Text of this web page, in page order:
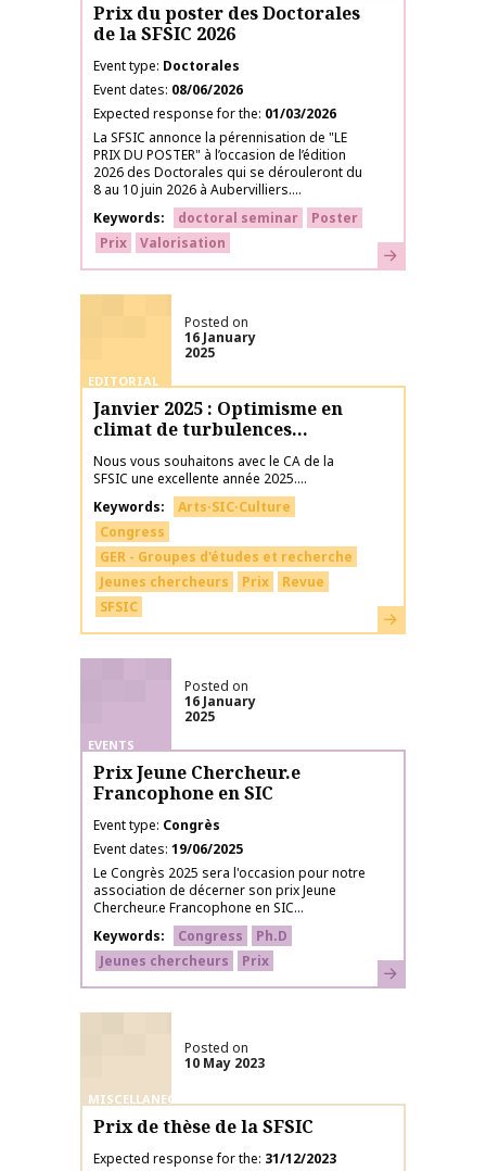
Prix du poster des Doctorales
de la SFSIC 2026
Event type Doctorales
Event dates 08/06/2026
Expected response for the 01/03/2026
La SFSIC annonce la pérennisation de "LE
PRIX DU POSTER" à l’occasion de l’édition
2026 des Doctorales qui se dérouleront du
8 au 10 juin 2026 à Aubervilliers....
Keywords
doctoral seminar
Poster
Prix
Valorisation Learn more
EDITORIAL
Posted on
16 January
2025
Janvier 2025 : Optimisme en
climat de turbulences…
Nous vous souhaitons avec le CA de la
SFSIC une excellente année 2025....
Keywords
Arts·SIC·Culture
Congress
GER - Groupes d'études et recherche
Jeunes chercheurs
Prix
Revue
SFSIC
Learn more
EVENTS
Posted on
16 January
2025
Prix Jeune Chercheur.e
Francophone en SIC
Event type Congrès
Event dates 19/06/2025
Le Congrès 2025 sera l'occasion pour notre
association de décerner son prix Jeune
Chercheur.e Francophone en SIC...
Keywords
Congress
Ph.D
Jeunes chercheurs
Prix Learn more
MISCELLANEOUS
Posted on
10 May 2023
Prix de thèse de la SFSIC
Expected response for the 31/12/2023